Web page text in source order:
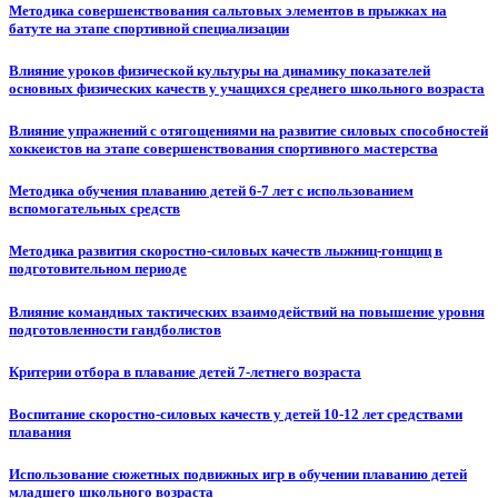
Методика совершенствования сальтовых элементов в прыжках на
батуте на этапе спортивной специализации
Влияние уроков физической культуры на динамику показателей
основных физических качеств у учащихся среднего школьного возраста
Влияние упражнений с отягощениями на развитие силовых способностей
хоккеистов на этапе совершенствования спортивного мастерства
Методика обучения плаванию детей 6-7 лет с использованием
вспомогательных средств
Методика развития скоростно-силовых качеств лыжниц-гонщиц в
подготовительном периоде
Влияние командных тактических взаимодействий на повышение уровня
подготовленности гандболистов
Критерии отбора в плавание детей 7-летнего возраста
Воспитание скоростно-силовых качеств у детей 10-12 лет средствами
плавания
Использование сюжетных подвижных игр в обучении плаванию детей
младшего школьного возраста